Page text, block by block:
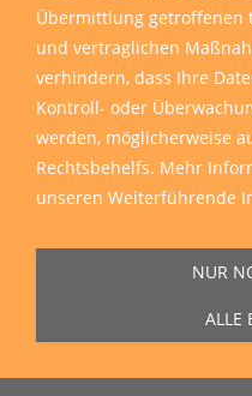
Übermittlung getroffenen
und vertraglichen
verhindern, dass Ihre
Kontroll- oder
werden, möglicherweise
Rechtsbehelfs. Mehr
unseren Weiterführende
NUR
ALLE